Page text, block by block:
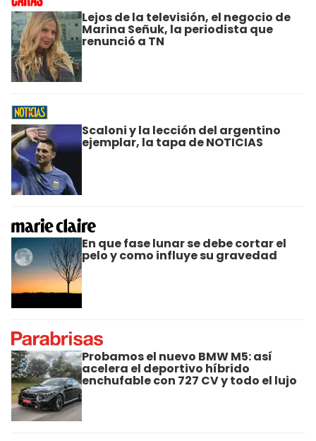
Lejos de la televisión, el negocio de
Marina Señuk, la periodista que
renunció a TN
Scaloni y la lección del argentino
ejemplar, la tapa de NOTICIAS
En que fase lunar se debe cortar el
pelo y como influye su gravedad
Probamos el nuevo BMW M5: así
acelera el deportivo híbrido
enchufable con 727 CV y todo el lujo